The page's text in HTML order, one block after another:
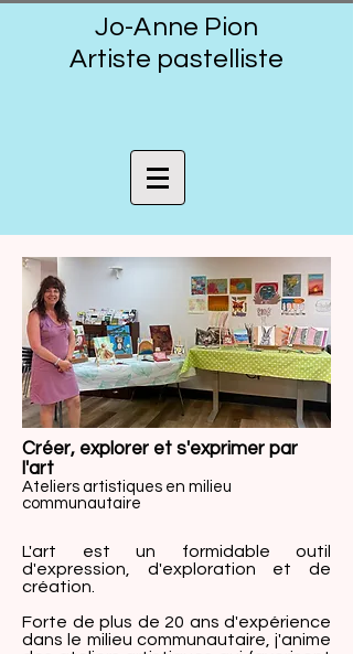
Jo-Anne Pion
Artiste pastelliste
Créer, explorer et s'exprimer par
l'art
Ateliers artistiques en milieu
communautaire
L'art est un formidable outil
d'expression, d'exploration et de
création.
Forte de plus de 20 ans d'expérience
dans le milieu communautaire, j'anime